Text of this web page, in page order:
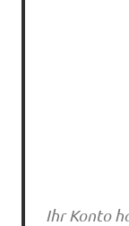
Ihr Konto